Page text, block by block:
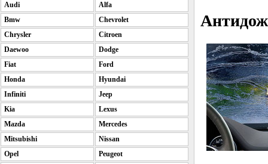
Audi
Alfa
Bmw
Chevrolet
Chrysler
Citroen
Daewoo
Dodge
Fiat
Ford
Honda
Hyundai
Infiniti
Jeep
Kia
Lexus
Mazda
Mercedes
Mitsubishi
Nissan
Opel
Peugeot